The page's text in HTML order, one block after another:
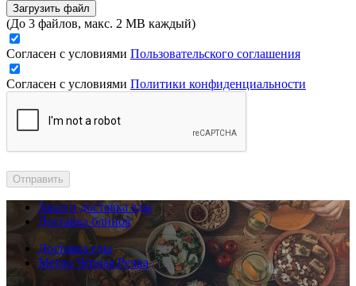
Загрузить файл
(До 3 файлов, макс. 2 MB каждый)
Согласен с условиями Пользовательского соглашения
Согласен с условиями Политики конфиденциальности
Отправить
Заказ и доставка еды
Доставка блинов
Доставка еды
Метро Чёрная Речка